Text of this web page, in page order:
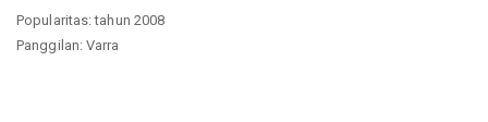
Popularitas: tahun 2008
Panggilan: Varra